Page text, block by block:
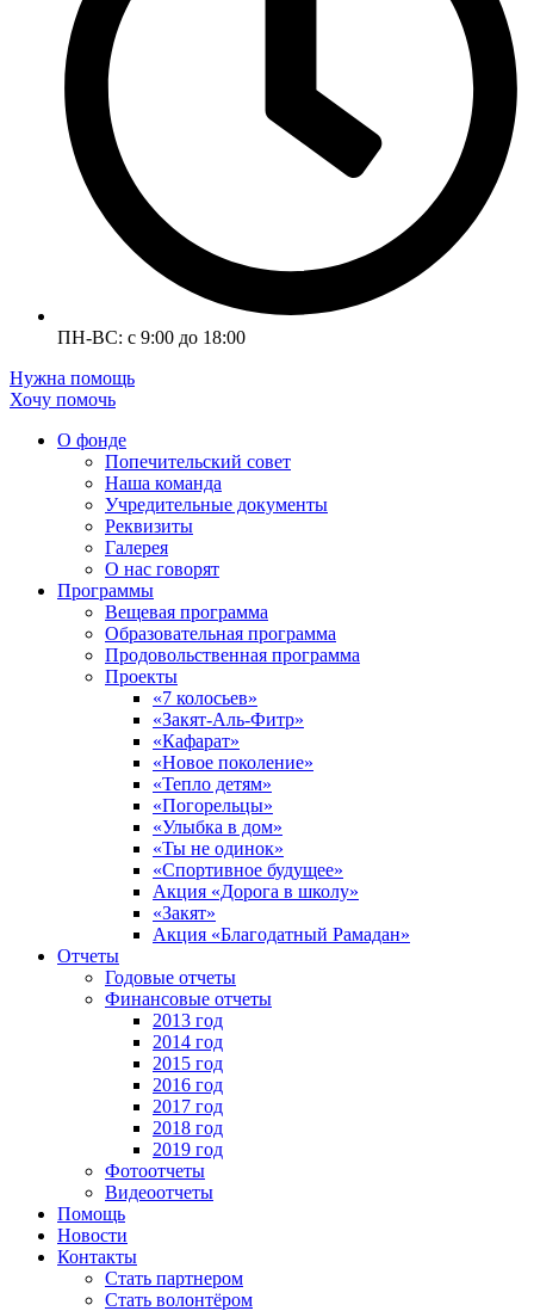
ПН-ВС: с 9:00 до 18:00
Нужна помощь
Хочу помочь
О фонде
Попечительский совет
Наша команда
Учредительные документы
Реквизиты
Галерея
О нас говорят
Программы
Вещевая программа
Образовательная программа
Продовольственная программа
Проекты
«7 колосьев»
«Закят-Аль-Фитр»
«Кафарат»
«Новое поколение»
«Тепло детям»
«Погорельцы»
«Улыбка в дом»
«Ты не одинок»
«Спортивное будущее»
Акция «Дорога в школу»
«Закят»
Акция «Благодатный Рамадан»
Отчеты
Годовые отчеты
Финансовые отчеты
2013 год
2014 год
2015 год
2016 год
2017 год
2018 год
2019 год
Фотоотчеты
Видеоотчеты
Помощь
Новости
Контакты
Стать партнером
Стать волонтёром